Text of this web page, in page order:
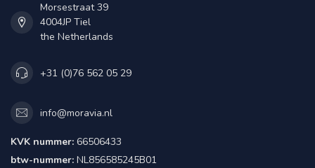
Morsestraat 39
4004JP Tiel
the Netherlands
+31 (0)76 562 05 29
info@moravia.nl
KVK nummer: 66506433
btw-nummer: NL856585245B01